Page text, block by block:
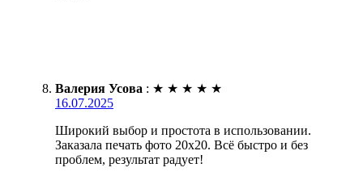
Валерия Усова : ★ ★ ★ ★ ★
16.07.2025
Широкий выбор и простота в использовании.
Заказала печать фото 20х20. Всё быстро и без
проблем, результат радует!